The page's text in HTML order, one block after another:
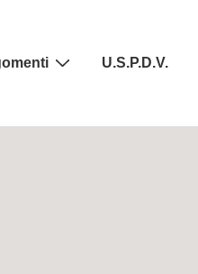
U.S.P.D.V.